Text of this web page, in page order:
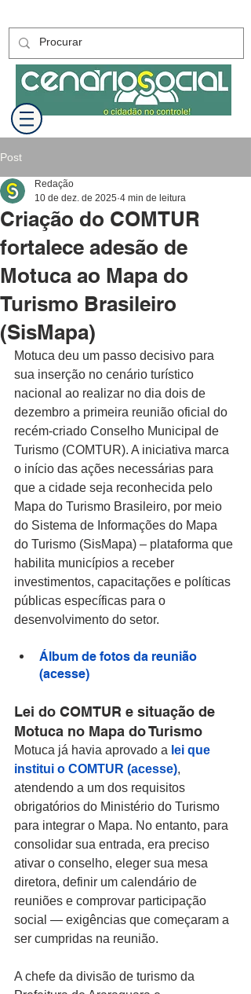
Post
Criação do COMTUR
fortalece adesão de
Motuca ao Mapa do
Turismo Brasileiro
(SisMapa)
Redação
10 de dez. de 2025 4 min de leitura
Motuca deu um passo decisivo para
sua inserção no cenário turístico
nacional ao realizar no dia dois de
dezembro a primeira reunião oficial do
recém-criado Conselho Municipal de
Turismo (COMTUR). A iniciativa marca
o início das ações necessárias para
que a cidade seja reconhecida pelo
Mapa do Turismo Brasileiro, por meio
do Sistema de Informações do Mapa
do Turismo (SisMapa) – plataforma que
habilita municípios a receber
investimentos, capacitações e políticas
públicas específicas para o
desenvolvimento do setor.
Álbum de fotos da reunião
(acesse)
Lei do COMTUR e situação de
Motuca no Mapa do Turismo
Motuca já havia aprovado a lei que
institui o COMTUR (acesse),
atendendo a um dos requisitos
obrigatórios do Ministério do Turismo
para integrar o Mapa. No entanto, para
consolidar sua entrada, era preciso
ativar o conselho, eleger sua mesa
diretora, definir um calendário de
reuniões e comprovar participação
social — exigências que começaram a
ser cumpridas na reunião.
A chefe da divisão de turismo da